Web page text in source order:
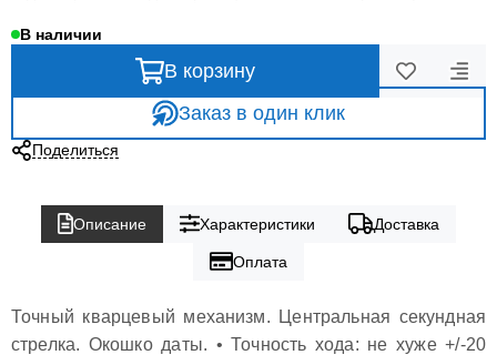
В наличии
В корзину
Заказ в один клик
Поделиться
Описание Характеристики Доставка
Оплата
Точный кварцевый механизм. Центральная секундная
стрелка. Окошко даты. • Точность хода: не хуже +/-20